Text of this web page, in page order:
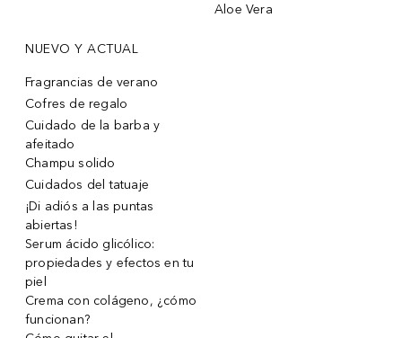
Aloe Vera
NUEVO Y ACTUAL
Fragrancias de verano
Cofres de regalo
Cuidado de la barba y
afeitado
Champu solido
Cuidados del tatuaje
¡Di adiós a las puntas
abiertas!
Serum ácido glicólico:
propiedades y efectos en tu
piel
Crema con colágeno, ¿cómo
funcionan?